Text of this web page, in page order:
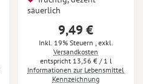
säuerlich
9,49 €
Inkl. 19% Steuern , exkl.
Versandkosten
13,56 €/ 1 l
Informationen zur Lebensmittel
Kennzeichnung